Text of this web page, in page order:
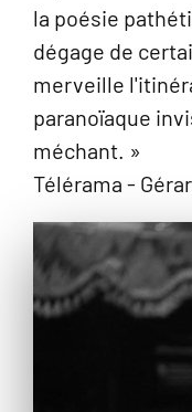
la poésie
dégage de
merveille
paranoïaque
méchant. »
Télérama -